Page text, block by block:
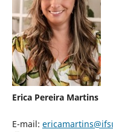
Erica Pereira Martins
E-mail: